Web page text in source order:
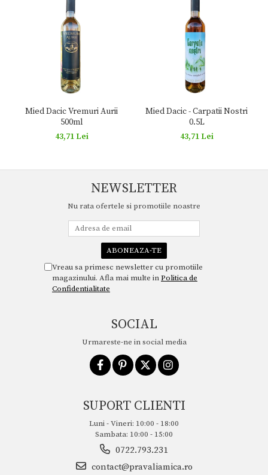
Mied Dacic Vremuri Aurii
500ml
43,71 Lei
Mied Dacic - Carpatii Nostri
0.5L
43,71 Lei
NEWSLETTER
Nu rata ofertele si promotiile noastre
Vreau sa primesc newsletter cu promotiile
magazinului. Afla mai multe inPolitica de
Confidentialitate
SOCIAL
Urmareste-ne in social media
SUPORT CLIENTI
Luni - Vineri: 10:00 - 18:00
Sambata: 10:00 - 15:00
0722.793.231
contact@pravaliamica.ro